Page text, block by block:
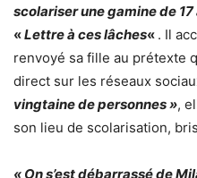
scolariser une gamine de 17
«Lettre à ces lâches« . Il
renvoyé sa fille au prétexte
direct sur les réseaux
vingtaine de personnes »,
son lieu de scolarisation,
« On s’est débarrassé de